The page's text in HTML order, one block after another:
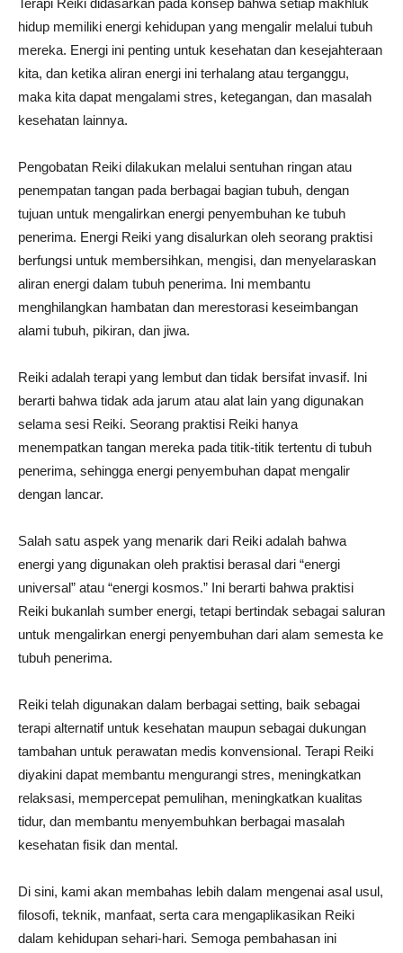
Terapi Reiki didasarkan pada konsep bahwa setiap makhluk
hidup memiliki energi kehidupan yang mengalir melalui tubuh
mereka. Energi ini penting untuk kesehatan dan kesejahteraan
kita, dan ketika aliran energi ini terhalang atau terganggu,
maka kita dapat mengalami stres, ketegangan, dan masalah
kesehatan lainnya.
Pengobatan Reiki dilakukan melalui sentuhan ringan atau
penempatan tangan pada berbagai bagian tubuh, dengan
tujuan untuk mengalirkan energi penyembuhan ke tubuh
penerima. Energi Reiki yang disalurkan oleh seorang praktisi
berfungsi untuk membersihkan, mengisi, dan menyelaraskan
aliran energi dalam tubuh penerima. Ini membantu
menghilangkan hambatan dan merestorasi keseimbangan
alami tubuh, pikiran, dan jiwa.
Reiki adalah terapi yang lembut dan tidak bersifat invasif. Ini
berarti bahwa tidak ada jarum atau alat lain yang digunakan
selama sesi Reiki. Seorang praktisi Reiki hanya
menempatkan tangan mereka pada titik-titik tertentu di tubuh
penerima, sehingga energi penyembuhan dapat mengalir
dengan lancar.
Salah satu aspek yang menarik dari Reiki adalah bahwa
energi yang digunakan oleh praktisi berasal dari “energi
universal” atau “energi kosmos.” Ini berarti bahwa praktisi
Reiki bukanlah sumber energi, tetapi bertindak sebagai saluran
untuk mengalirkan energi penyembuhan dari alam semesta ke
tubuh penerima.
Reiki telah digunakan dalam berbagai setting, baik sebagai
terapi alternatif untuk kesehatan maupun sebagai dukungan
tambahan untuk perawatan medis konvensional. Terapi Reiki
diyakini dapat membantu mengurangi stres, meningkatkan
relaksasi, mempercepat pemulihan, meningkatkan kualitas
tidur, dan membantu menyembuhkan berbagai masalah
kesehatan fisik dan mental.
Di sini, kami akan membahas lebih dalam mengenai asal usul,
filosofi, teknik, manfaat, serta cara mengaplikasikan Reiki
dalam kehidupan sehari-hari. Semoga pembahasan ini